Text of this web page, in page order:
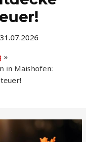
31.07.2026
in Maishofen: